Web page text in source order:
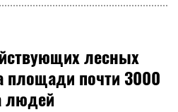
лесных
площади почти 3000
людей